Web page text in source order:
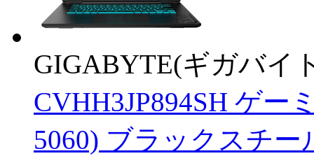
GIGABYTE(ギガバイ
CVHH3JP894SH ゲー
5060) ブラックスチー